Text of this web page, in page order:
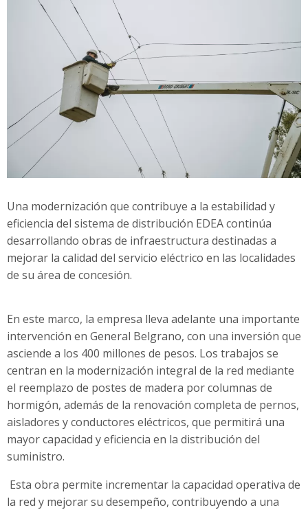
Una modernización que contribuye a la estabilidad y
eficiencia del sistema de distribución EDEA continúa
desarrollando obras de infraestructura destinadas a
mejorar la calidad del servicio eléctrico en las localidades
de su área de concesión.
En este marco, la empresa lleva adelante una importante
intervención en General Belgrano, con una inversión que
asciende a los 400 millones de pesos. Los trabajos se
centran en la modernización integral de la red mediante
el reemplazo de postes de madera por columnas de
hormigón, además de la renovación completa de pernos,
aisladores y conductores eléctricos, que permitirá una
mayor capacidad y eficiencia en la distribución del
suministro.
Esta obra permite incrementar la capacidad operativa de
la red y mejorar su desempeño, contribuyendo a una